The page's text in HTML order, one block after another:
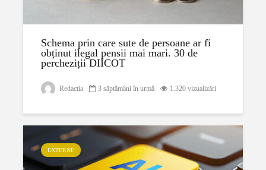
Schema prin care sute de persoane ar fi
obținut ilegal pensii mai mari. 30 de
percheziții DIICOT
Redactia 3 săptămâni în urmă 1.320 vizualizări
EXTERNE